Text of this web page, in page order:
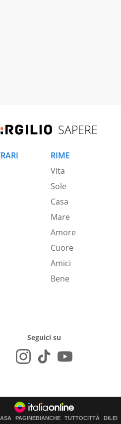
SAPERE
RIME
Vita
Sole
Casa
Mare
Amore
Cuore
Amici
Bene
Seguici su
PAGINEBIANCHE TUTTOCITTÀ DILEI